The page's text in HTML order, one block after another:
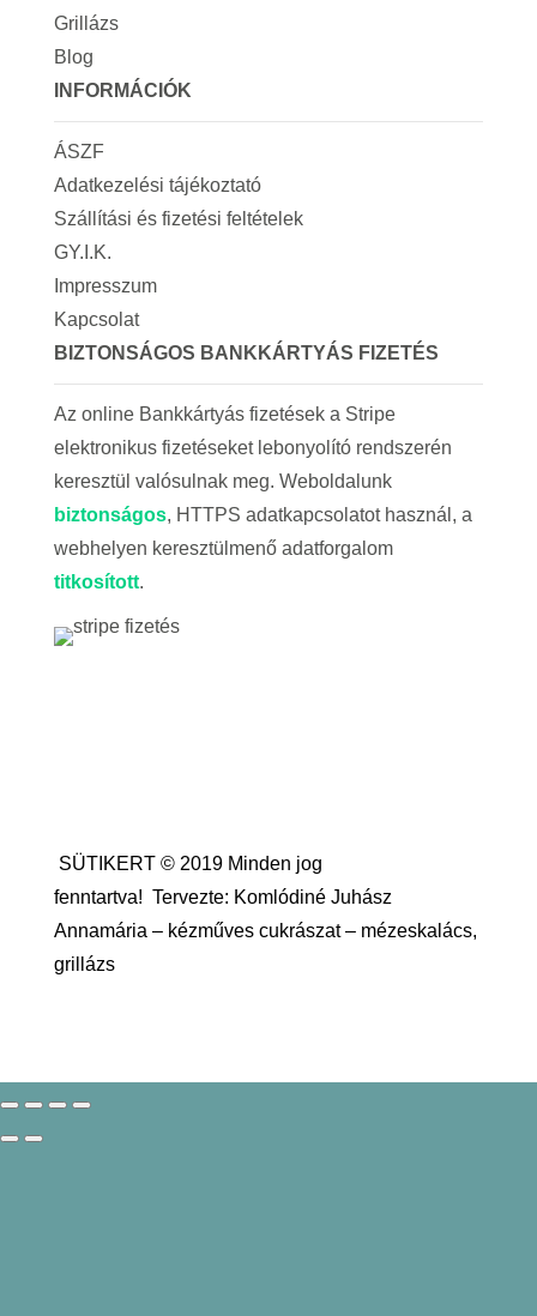
Grillázs
Blog
INFORMÁCIÓK
ÁSZF
Adatkezelési tájékoztató
Szállítási és fizetési feltételek
GY.I.K.
Impresszum
Kapcsolat
BIZTONSÁGOS BANKKÁRTYÁS FIZETÉS
Az online Bankkártyás fizetések a Stripe
elektronikus fizetéseket lebonyolító rendszerén
keresztül valósulnak meg. Weboldalunk
biztonságos, HTTPS adatkapcsolatot használ, a
webhelyen keresztülmenő adatforgalom
titkosított.
SÜTIKERT © 2019 Minden jog
fenntartva! Tervezte: Komlódiné Juhász
Annamária – kézműves cukrászat – mézeskalács,
grillázs